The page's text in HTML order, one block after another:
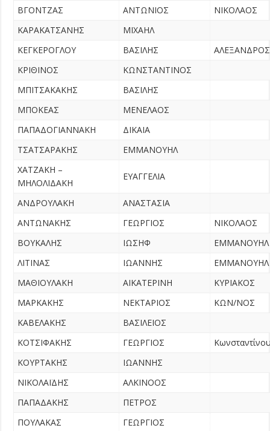
ΒΓΟΝΤΖΑΣ
ΑΝΤΩΝΙΟΣ
ΝΙΚΟΛΑΟΣ
ΚΑΡΑΚΑΤΣΑΝΗΣ
ΜΙΧΑΗΛ
ΚΕΓΚΕΡΟΓΛΟΥ
ΒΑΣΙΛΗΣ
ΑΛΕΞΑΝΔΡΟΣ
ΚΡΙΘΙΝΟΣ
ΚΩΝΣΤΑΝΤΙΝΟΣ
ΜΠΙΤΣΑΚΑΚΗΣ
ΒΑΣΙΛΗΣ
ΜΠΟΚΕΑΣ
ΜΕΝΕΛΑΟΣ
ΠΑΠΑΔΟΓΙΑΝΝΑΚΗ
ΔΙΚΑΙΑ
ΤΣΑΤΣΑΡΑΚΗΣ
ΕΜΜΑΝΟΥΗΛ
ΧΑΤΖΑΚΗ –
ΜΗΛΟΛΙΔΑΚΗ
ΕΥΑΓΓΕΛΙΑ
ΑΝΔΡΟΥΛΑΚΗ
ΑΝΑΣΤΑΣΙΑ
ΑΝΤΩΝΑΚΗΣ
ΓΕΩΡΓΙΟΣ
ΝΙΚΟΛΑΟΣ
ΒΟΥΚΑΛΗΣ
ΙΩΣΗΦ
ΕΜΜΑΝΟΥΗΛ
ΛΙΤΙΝΑΣ
ΙΩΑΝΝΗΣ
ΕΜΜΑΝΟΥΗΛ
ΜΑΘΙΟΥΛΑΚΗ
ΑΙΚΑΤΕΡΙΝΗ
ΚΥΡΙΑΚΟΣ
ΜΑΡΚΑΚΗΣ
ΝΕΚΤΑΡΙΟΣ
ΚΩΝ/ΝΟΣ
ΚΑΒΕΛΑΚΗΣ
ΒΑΣΙΛΕΙΟΣ
ΚΟΤΣΙΦΑΚΗΣ
ΓΕΩΡΓΙΟΣ
ΚΟΥΡΤΑΚΗΣ
ΙΩΑΝΝΗΣ
ΝΙΚΟΛΑΪΔΗΣ
ΑΛΚΙΝΟΟΣ
ΠΑΠΑΔΑΚΗΣ
ΠΕΤΡΟΣ
ΠΟΥΛΑΚΑΣ
ΓΕΩΡΓΙΟΣ